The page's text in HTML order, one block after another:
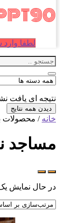
لطفا وارد
نتیجه ای یافت
دیدن همه نتایج
خانه / محصولات
مساجد
در حال نمایش